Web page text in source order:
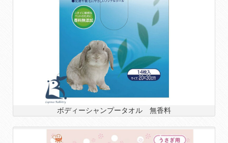
ボディーシャンプータオル 無香料